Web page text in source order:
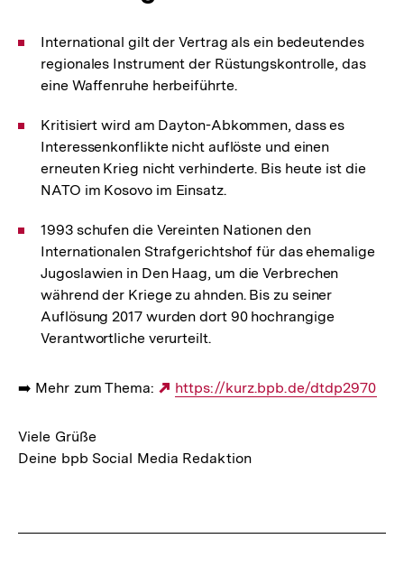
International gilt der Vertrag als ein bedeutendes
regionales Instrument der Rüstungskontrolle, das
eine Waffenruhe herbeiführte.
Kritisiert wird am Dayton-Abkommen, dass es
Interessenkonflikte nicht auflöste und einen
erneuten Krieg nicht verhinderte. Bis heute ist die
NATO im Kosovo im Einsatz.
1993 schufen die Vereinten Nationen den
Internationalen Strafgerichtshof für das ehemalige
Jugoslawien in Den Haag, um die Verbrechen
während der Kriege zu ahnden. Bis zu seiner
Auflösung 2017 wurden dort 90 hochrangige
Verantwortliche verurteilt.
➡️ Mehr zum Thema:
Externer
https://kurz.bpb.de/dtdp2970
Viele Grüße
Deine bpb Social Media Redaktion